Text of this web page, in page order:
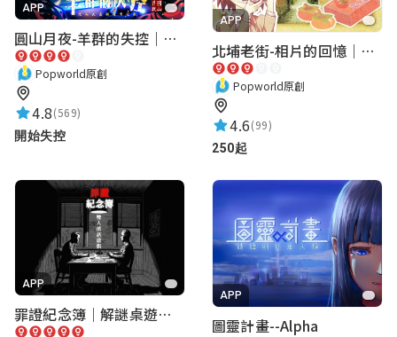
APP
圓山月夜-羊群的失控｜圓山飯店 ARG實境解謎遊戲
Popworld原創
4.8(569)
開始失控
APP
北埔老街-相片的回憶｜新竹老街城市解謎
Popworld原創
4.6(99)
250起
APP
罪證紀念簿｜解謎桌遊｜警匪偵訊｜室內遊戲
APP
圖靈計畫--Alpha